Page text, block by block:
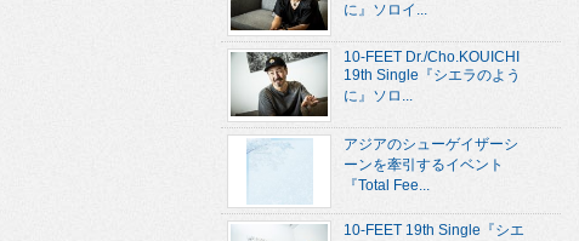
に』ソロイ...
10-FEET Dr./Cho.KOUICHI
19th Single『シエラのよう
に』ソロ...
アジアのシューゲイザーシ
ーンを牽引するイベント
『Total Fee...
10-FEET 19th Single『シエ